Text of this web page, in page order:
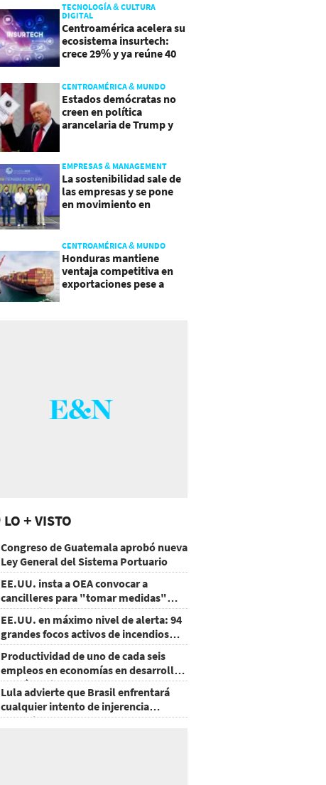
TECNOLOGÍA & CULTURA
DIGITAL
Centroamérica acelera su
ecosistema insurtech:
crece 29% y ya reúne 40
CENTROAMÉRICA & MUNDO
Estados demócratas no
creen en política
arancelaria de Trump y
EMPRESAS & MANAGEMENT
La sostenibilidad sale de
las empresas y se pone
en movimiento en
CENTROAMÉRICA & MUNDO
Honduras mantiene
ventaja competitiva en
exportaciones pese a
LO + VISTO
Congreso de Guatemala aprobó nueva
Ley General del Sistema Portuario
EE.UU. insta a OEA convocar a
cancilleres para "tomar medidas"
sobre Nicaragua
EE.UU. en máximo nivel de alerta: 94
grandes focos activos de incendios
forestales
Productividad de uno de cada seis
empleos en economías en desarrollo
podría mejorar por la IA
Lula advierte que Brasil enfrentará
cualquier intento de injerencia
extranjera